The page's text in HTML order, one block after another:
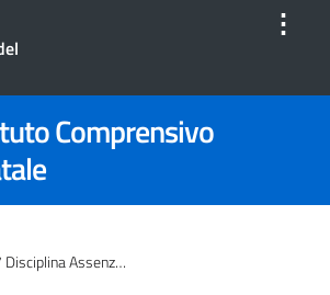
⋮
Comprensivo
Assenze Personale